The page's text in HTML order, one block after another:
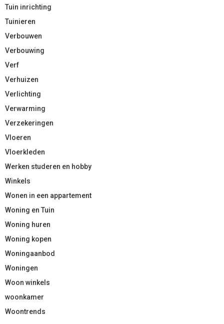
Tuin inrichting
Tuinieren
Verbouwen
Verbouwing
Verf
Verhuizen
Verlichting
Verwarming
Verzekeringen
Vloeren
Vloerkleden
Werken studeren en hobby
Winkels
Wonen in een appartement
Woning en Tuin
Woning huren
Woning kopen
Woningaanbod
Woningen
Woon winkels
woonkamer
Woontrends